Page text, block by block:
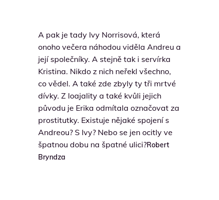
A pak je tady Ivy Norrisová, která
onoho večera náhodou viděla Andreu a
její společníky. A stejně tak i servírka
Kristina. Nikdo z nich neřekl všechno,
co vědel. A také zde zbyly ty tři mrtvé
dívky. Z loajality a také kvůli jejich
původu je Erika odmítala označovat za
prostitutky. Existuje nějaké spojení s
Andreou? S Ivy? Nebo se jen ocitly ve
špatnou dobu na špatné ulici?Robert
Bryndza